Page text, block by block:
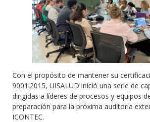
Con el propósito de mantener su
9001:2015, UISALUD inició una serie de
dirigidas a líderes de procesos y equipos
preparación para la próxima auditoría
ICONTEC.